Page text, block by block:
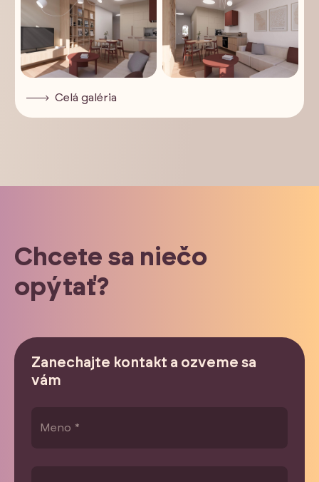
Celá galéria
Chcete sa niečo
opýtať?
Zanechajte kontakt a ozveme sa
vám